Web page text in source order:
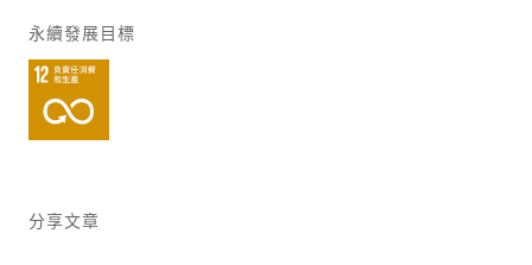
永續發展目標
分享文章